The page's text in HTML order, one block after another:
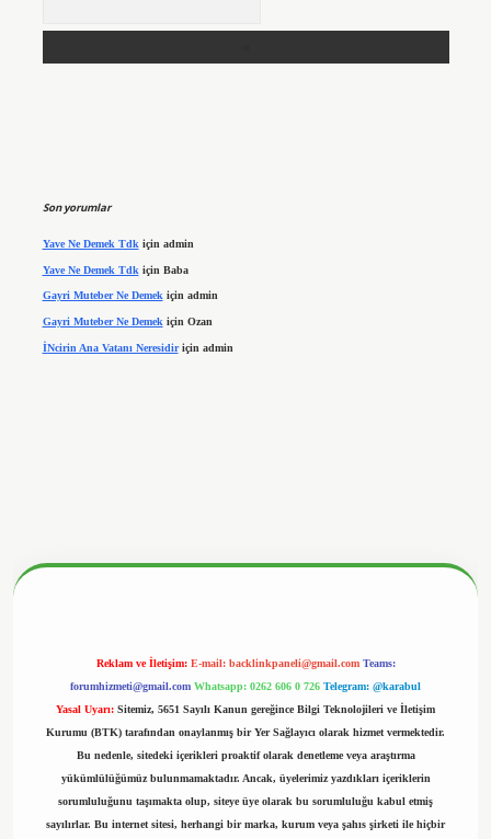
Son yorumlar
Yave Ne Demek Tdk için admin
Yave Ne Demek Tdk için Baba
Gayri Muteber Ne Demekiçin admin
Gayri Muteber Ne Demek için Ozan
İNcirin Ana Vatanı Neresidiriçin admin
Reklam ve İletişim: E-mail: backlinkpaneli@gmail.com Teams:
forumhizmeti@gmail.com Whatsapp: 0262 606 0 726 Telegram: @karabul
Yasal Uyarı: Sitemiz, 5651 Sayılı Kanun gereğince Bilgi Teknolojileri ve İletişim
Kurumu (BTK) tarafından onaylanmış bir Yer Sağlayıcı olarak hizmet vermektedir.
Bu nedenle, sitedeki içerikleri proaktif olarak denetleme veya araştırma
yükümlülüğümüz bulunmamaktadır. Ancak, üyelerimiz yazdıkları içeriklerin
sorumluluğunu taşımakta olup, siteye üye olarak bu sorumluluğu kabul etmiş
sayılırlar. Bu internet sitesi, herhangi bir marka, kurum veya şahıs şirketi ile hiçbir